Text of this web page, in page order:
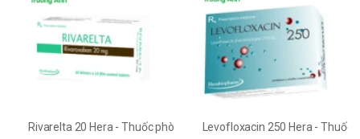
Rivarelta 20 Hera - Thuốc phòng ngừa tắc huyết khối tĩnh mạch
Levofloxacin 250 Hera - Thuốc